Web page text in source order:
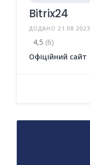
Bitrix24
ДОДАНО 21.08.2023
4,5 (6)
Офіційний сайт